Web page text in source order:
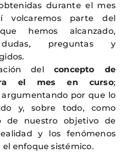
durante el mes
volcaremos parte del
hemos alcanzado,
dudas, preguntas y
del concepto de
el mes en curso;
argumentando por que lo
y, sobre todo, como
de nuestro objetivo de
y los fenómenos
el enfoque sistémico.